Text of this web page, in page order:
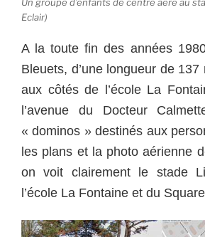
Eclair)
A la toute fin des années
Bleuets, d’une longueur de
aux côtés de l’école La
l’avenue du Docteur
« dominos » destinés aux
les plans et la photo aérienne
on voit clairement le stade
l’école La Fontaine et du